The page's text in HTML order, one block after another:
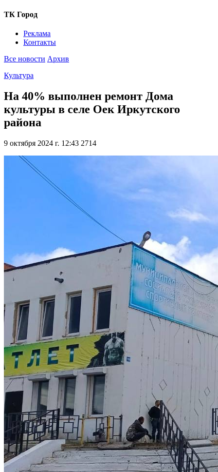
ТК Город
Реклама
Контакты
Все новости Архив
Культура
На 40% выполнен ремонт Дома
культуры в селе Оек Иркутского
района
9 октября 2024 г. 12:43 2714